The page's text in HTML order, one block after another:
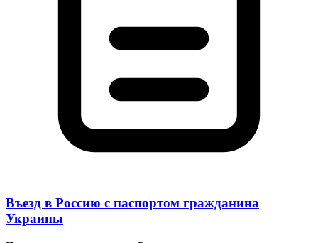
Въезд в Россию с паспортом гражданина
Украины